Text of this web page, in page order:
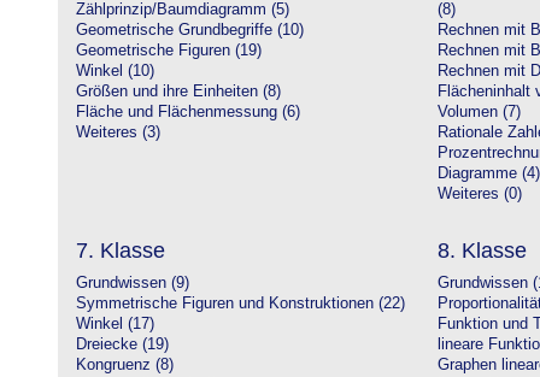
Zählprinzip/Baumdiagramm (5)
Geometrische Grundbegriffe (10)
Geometrische Figuren (19)
Winkel (10)
Größen und ihre Einheiten (8)
Fläche und Flächenmessung (6)
Weiteres (3)
(8)
Rechnen mit
Rechnen mit
Rechnen mit
Flächeninhalt
Volumen (7)
Rationale
Diagramme (4)
Weiteres (0)
7. Klasse
Grundwissen (9)
Symmetrische Figuren und Konstruktionen (22)
Winkel (17)
Dreiecke (19)
Kongruenz (8)
8. Klasse
Grundwissen
Funktion und
lineare
Graphen